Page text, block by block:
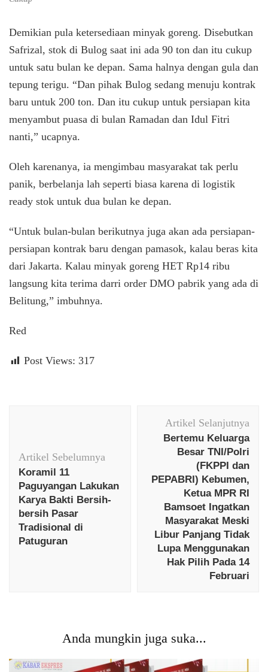
Demikian pula ketersediaan minyak goreng. Disebutkan
Safrizal, stok di Bulog saat ini ada 90 ton dan itu cukup
untuk satu bulan ke depan. Sama halnya dengan gula dan
tepung terigu. “Dan pihak Bulog sedang menuju kontrak
baru untuk 200 ton. Dan itu cukup untuk persiapan kita
menyambut puasa di bulan Ramadan dan Idul Fitri
nanti,” ucapnya.
Oleh karenanya, ia mengimbau masyarakat tak perlu
panik, berbelanja lah seperti biasa karena di logistik
ready stok untuk dua bulan ke depan.
“Untuk bulan-bulan berikutnya juga akan ada persiapan-
persiapan kontrak baru dengan pamasok, kalau beras kita
dari Jakarta. Kalau minyak goreng HET Rp14 ribu
langsung kita terima darri order DMO pabrik yang ada di
Belitung,” imbuhnya.
Red
Post Views: 317
Artikel Sebelumnya
Koramil 11
Paguyangan Lakukan
Karya Bakti Bersih-
bersih Pasar
Tradisional di
Patuguran
Artikel Selanjutnya
Bertemu Keluarga
Besar TNI/Polri
(FKPPI dan
PEPABRI) Kebumen,
Ketua MPR RI
Bamsoet Ingatkan
Masyarakat Meski
Libur Panjang Tidak
Lupa Menggunakan
Hak Pilih Pada 14
Februari
Anda mungkin juga suka...